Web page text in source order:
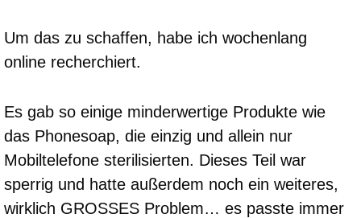
Um das zu schaffen, habe ich wochenlang
online recherchiert.
Es gab so einige minderwertige Produkte wie
das Phonesoap, die einzig und allein nur
Mobiltelefone sterilisierten. Dieses Teil war
sperrig und hatte außerdem noch ein weiteres,
wirklich GROSSES Problem… es passte immer